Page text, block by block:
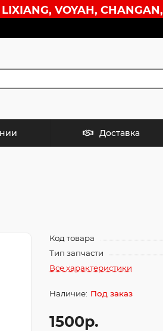
VOYAH,
Доставка
Код товара
Тип запчасти
Все характеристики
Под заказ
1500р.